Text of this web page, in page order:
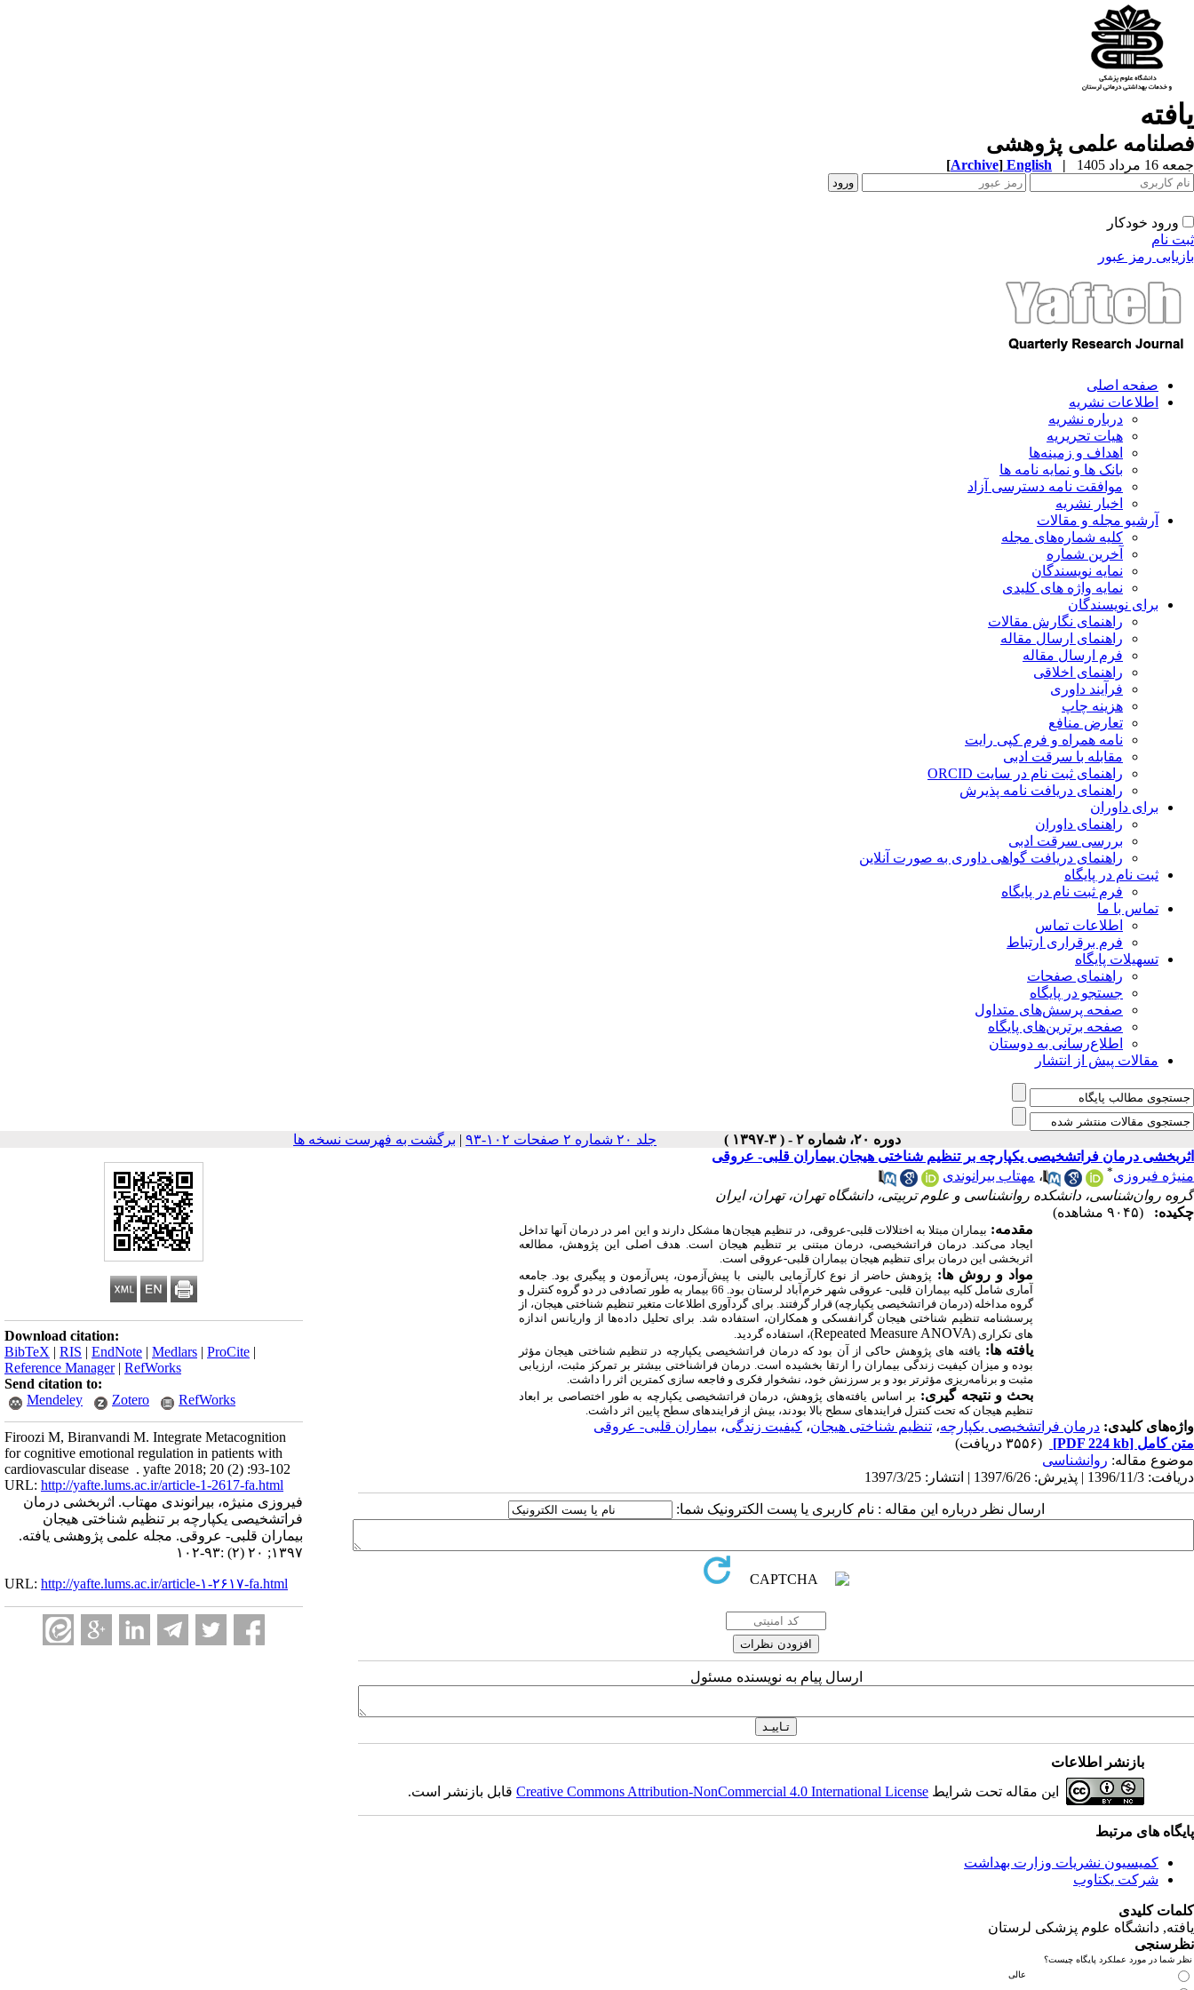
یافته
فصلنامه علمی پژوهشی
جمعه 16 مرداد 1405 |
English
[Archive]
ورود خودکار
ثبت نام
بازیابی رمز عبور
صفحه اصلی
اطلاعات نشریه
درباره نشریه
هیات تحریریه
اهداف و زمینه‌ها
بانک ها و نمایه نامه ها
موافقت نامه دسترسی آزاد
اخبار نشریه
آرشیو مجله و مقالات
کلیه شماره‌های مجله
آخرین شماره
نمایه نویسندگان
نمایه واژه های کلیدی
برای نویسندگان
راهنمای نگارش مقالات
راهنمای ارسال مقاله
فرم ارسال مقاله
راهنمای اخلاقی
فرآیند داوری
هزینه چاپ
تعارض منافع
نامه همراه و فرم کپی رایت
مقابله با سرقت ادبی
راهنمای ثبت نام در سایت ORCID
راهنمای دریافت نامه پذیرش
برای داوران
راهنمای داوران
بررسی سرقت ادبی
راهنمای دریافت گواهی داوری به صورت آنلاین
ثبت نام در پایگاه
فرم ثبت نام در پایگاه
تماس با ما
اطلاعات تماس
فرم برقراری ارتباط
تسهیلات پایگاه
راهنمای صفحات
جستجو در پایگاه
صفحه پرسش‌های متداول
صفحه برترین‌های پایگاه
اطلاع‌رسانی به دوستان
مقالات پیش از انتشار
دوره ۲۰، شماره ۲ - ( ۳-۱۳۹۷ ) جلد ۲۰ شماره ۲ صفحات ۱۰۲-۹۳ | برگشت به فهرست نسخه ها
Download citation:
BibTeX | RIS | EndNote | Medlars | ProCite |
Reference Manager| RefWorks
Send citation to:
Mendeley
Zotero RefWorks
Firoozi M, Biranvandi M. Integrate Metacognition
for cognitive emotional regulation in patients with
cardiovascular disease . yafte 2018; 20 (2) :93-102
URL: http://yafte.lums.ac.ir/article-1-2617-fa.html
فیروزی منیژه، بیرانوندی مهتاب. اثربخشی درمان
فراتشخیصی یکپارچه بر تنظیم شناختی هیجان
بیماران قلبی- عروقی. مجله علمی پژوهشی یافته.
۱۳۹۷; ۲۰ (۲) :۹۳-۱۰۲
URL: http://yafte.lums.ac.ir/article-۱-۲۶۱۷-fa.html
اثربخشی درمان فراتشخیصی یکپارچه بر تنظیم شناختی هیجان بیماران قلبی- عروقی
منیژه فیروزی* ، مهتاب بیرانوندی
گروه روان‌شناسی، دانشکده روانشناسی و علوم تربیتی، دانشگاه تهران، تهران، ایران
چکیده:
(۹۰۴۵ مشاهده)
مقدمه: بیماران مبتلا به اختلالات قلبی-عروقی، در تنظیم هیجان‌ها مشکل دارند و این امر در درمان آنها تداخل
ایجاد می‌کند. درمان فراتشخیصی، درمان مبتنی بر تنظیم هیجان است. هدف اصلی این پژوهش، مطالعه
اثربخشی این درمان برای تنظیم هیجان بیماران قلبی-عروقی است.
مواد و روش ­ها: پژ وهش حاضر از نوع کارآزمایی بالینی با پیش‌آزمون، پس‌آزمون و پیگیری بود. جامعه
آماری شامل کلیه بیماران قلبی- عروقی شهر خرم‌آباد لرستان بود. 66 بیمار به طور تصادفی در دو گروه کنترل و
گروه مداخله (درمان فراتشخیصی یکپارچه) قرار گرفتند. برای گردآوری اطلاعات متغیر تنظیم شناختی هیجان، از
پرسشنامه تنظیم شناختی هیجان گرانفسکی و همکاران، استفاده شد. برای تحلیل داده‌ها از واریانس اندازه
‏های تکراری (Repeated Measure ANOVA)، استفاده گردید.
یافته ­ها: یافته‏ های پژوهش حاکی از آن بود که درمان فراتشخیصی یکپارچه در تنظیم شناختی هیجان مؤثر
بوده و میزان کیفیت زندگی بیماران را ارتقا بخشیده است. درمان فراشناختی بیشتر بر تمرکز مثبت، ارزیابی
مثبت و برنامه‌ریزی مؤثرتر بود و بر سرزنش خود، نشخوار فکری و فاجعه سازی کمترین اثر را داشت.
بحث و نتیجه ­گیری: بر اساس یافته‌های پژوهش، درمان فراتشخیصی یکپارچه به طور اختصاصی بر ابعاد
تنظیم هیجان که تحت کنترل فرایندهای سطح بالا بودند، بیش از فرایندهای سطح پایین اثر داشت.
واژه‌های کلیدی: درمان فراتشخیصی یکپارچه، تنظیم شناختی هیجان، کیفیت زندگی، بیماران قلبی- عروقی
متن کامل [PDF 224 kb]
(۳۵۵۶ دریافت)
موضوع مقاله: روانشناسی
دریافت: 1396/11/3 | پذیرش: 1397/6/26 | انتشار: 1397/3/25
ارسال نظر درباره این مقاله : نام کاربری یا پست الکترونیک شما:
ارسال پیام به نویسنده مسئول
بازنشر اطلاعات
این مقاله تحت شرایط Creative Commons Attribution-NonCommercial 4.0 International Licenseقابل بازنشر است.
پایگاه های مرتبط
کمیسیون نشریات وزارت بهداشت
شرکت یکتاوب
کلمات کلیدی
یافته, دانشگاه علوم پزشکی لرستان
نظرسنجی
نظر شما در مورد عملکرد پایگاه چیست؟
عالی